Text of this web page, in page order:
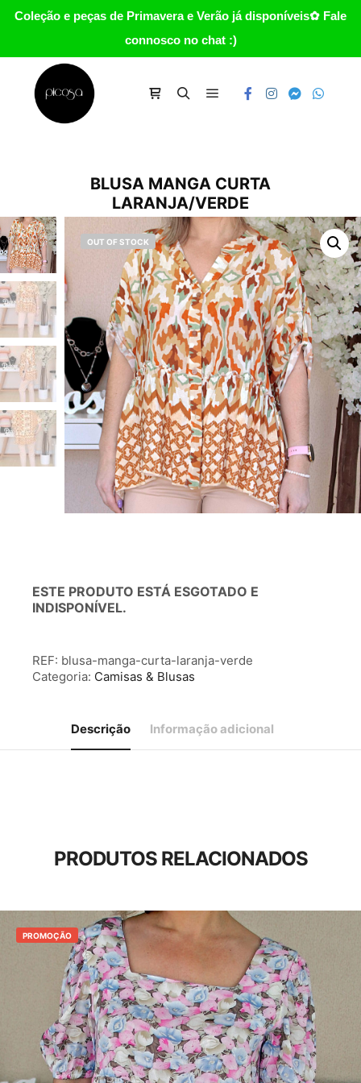
Coleção e peças de Primavera e Verão já disponíveis✿ Fale
connosco no chat :)
BLUSA MANGA CURTA
LARANJA/VERDE
OUT OF STOCK
ESTE PRODUTO ESTÁ ESGOTADO E
INDISPONÍVEL.
REF: blusa-manga-curta-laranja-verde
Categoria: Camisas & Blusas
Descrição Informação adicional
PRODUTOS RELACIONADOS
PROMOÇÃO